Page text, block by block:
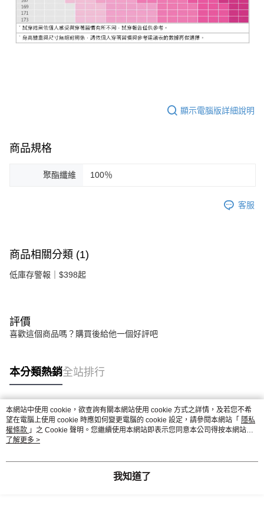
顯示電腦版詳細說明
商品規格
聚酯纖維 100％
客服
商品相關分類 (1)
低庫存警報｜$398起
評價
喜歡這個商品嗎？購買後給他一個好評吧
本分類熱銷全站排行
熱門標籤
本網站中使用 cookie，欲查詢有關本網站使用 cookie 方式之詳情，及若您不希
望在電腦上使用 cookie 時應如何變更電腦的 cookie 設定，請參閱本網站「 隱私
權條款 」之 Cookie 聲明。您繼續使用本網站即表示您同意本公司得按本網站使
用條款之 Cookie 聲明使用 cookie。
了解更多 >
我知道了